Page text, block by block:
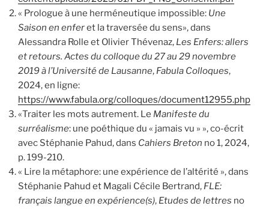
« Prologue à une herméneutique impossible: Une
Saison en enferet la traversée du sens», dans
Alessandra Rolle et Olivier Thévenaz, Les Enfers: allers
et retours. Actes du colloque du 27 au 29 novembre
2019 à l’Université de Lausanne, Fabula Colloques,
2024, en ligne:
https://www.fabula.org/colloques/document12955.php
«Traiter les mots autrement. Le Manifeste du
surréalisme: une poéthique du « jamais vu » », co-écrit
avec Stéphanie Pahud, dans Cahiers Breton no 1, 2024,
p. 199-210.
« Lire la métaphore: une expérience de l’altérité », dans
Stéphanie Pahud et Magali Cécile Bertrand, FLE:
français langue en expérience(s), Etudes de lettres no